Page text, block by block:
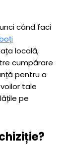
când faci
locală,
cumpărare
pentru a
tale
pe